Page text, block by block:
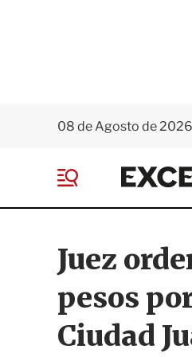
08 de Agosto de 2026
e
Juez
pesos
Ciudad